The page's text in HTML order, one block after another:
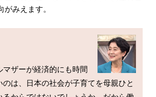
みえます。
マザーが経済的にも時間
のは、日本の社会が子育てを母親ひと